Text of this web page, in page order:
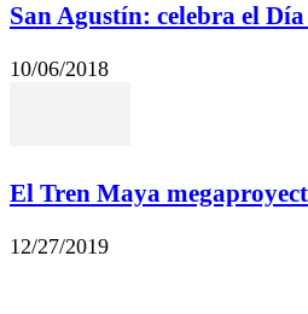
San Agustín: celebra el
10/06/2018
El Tren Maya
12/27/2019